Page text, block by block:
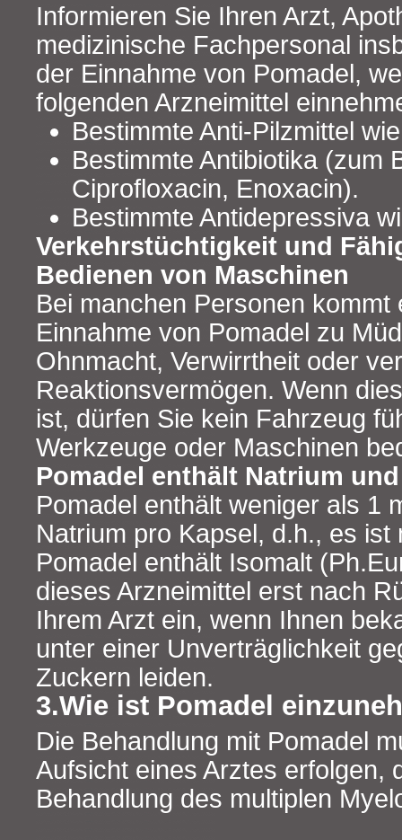
Informieren Sie Ihren Arzt,
medizinische Fachpersonal
der Einnahme von Pomadel,
folgenden Arzneimittel
Bestimmte Anti-Pilzmittel
Bestimmte Antibiotika (zum
Ciprofloxacin, Enoxacin).
Bestimmte Antidepressiva
Verkehrstüchtigkeit und
Bedienen von Maschinen
Bei manchen Personen kommt
Einnahme von Pomadel zu
Ohnmacht, Verwirrtheit oder
Reaktionsvermögen. Wenn
ist, dürfen Sie kein Fahrzeug
Werkzeuge oder Maschinen
Pomadel enthält Natrium
Pomadel enthält weniger als 1
Natrium pro Kapsel, d.h., es ist
Pomadel enthält Isomalt
dieses Arzneimittel erst nach
Ihrem Arzt ein, wenn Ihnen
unter einer Unverträglichkeit
Zuckern leiden.
3.Wie ist Pomadel
Die Behandlung mit Pomadel
Aufsicht eines Arztes erfolgen,
Behandlung des multiplen